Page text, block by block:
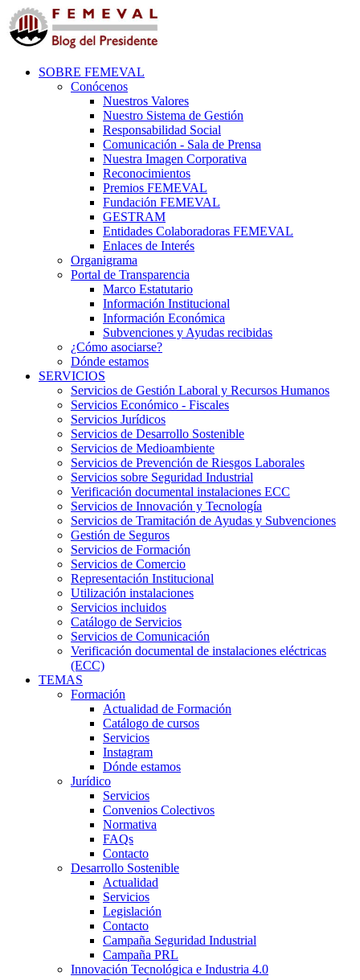
SOBRE FEMEVAL
Conócenos
Nuestros Valores
Nuestro Sistema de Gestión
Responsabilidad Social
Comunicación - Sala de Prensa
Nuestra Imagen Corporativa
Reconocimientos
Premios FEMEVAL
Fundación FEMEVAL
GESTRAM
Entidades Colaboradoras FEMEVAL
Enlaces de Interés
Organigrama
Portal de Transparencia
Marco Estatutario
Información Institucional
Información Económica
Subvenciones y Ayudas recibidas
¿Cómo asociarse?
Dónde estamos
SERVICIOS
Servicios de Gestión Laboral y Recursos Humanos
Servicios Económico - Fiscales
Servicios Jurídicos
Servicios de Desarrollo Sostenible
Servicios de Medioambiente
Servicios de Prevención de Riesgos Laborales
Servicios sobre Seguridad Industrial
Verificación documental instalaciones ECC
Servicios de Innovación y Tecnología
Servicios de Tramitación de Ayudas y Subvenciones
Gestión de Seguros
Servicios de Formación
Servicios de Comercio
Representación Institucional
Utilización instalaciones
Servicios incluidos
Catálogo de Servicios
Servicios de Comunicación
Verificación documental de instalaciones eléctricas
(ECC)
TEMAS
Formación
Actualidad de Formación
Catálogo de cursos
Servicios
Instagram
Dónde estamos
Jurídico
Servicios
Convenios Colectivos
Normativa
FAQs
Contacto
Desarrollo Sostenible
Actualidad
Servicios
Legislación
Contacto
Campaña Seguridad Industrial
Campaña PRL
Innovación Tecnológica e Industria 4.0